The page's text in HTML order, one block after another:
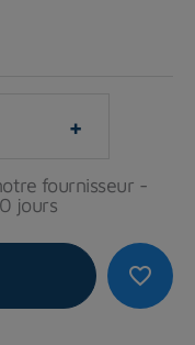
+
fournisseur -
jours
favorite_border